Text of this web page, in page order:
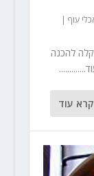
עוף|
להכנה
קרא עוד